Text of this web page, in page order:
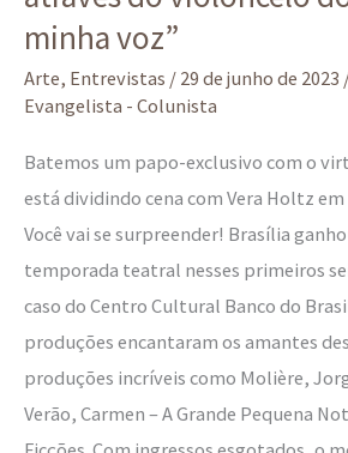
minha voz”
Arte, Entrevistas / 29 de junho de 2023
Evangelista - Colunista
Batemos um papo-exclusivo com o
está dividindo cena com Vera Holtz em
Você vai se surpreender! Brasília
temporada teatral nesses primeiros
caso do Centro Cultural Banco do
produções encantaram os amantes
produções incríveis como Molière,
Verão, Carmen – A Grande Pequena
voz”